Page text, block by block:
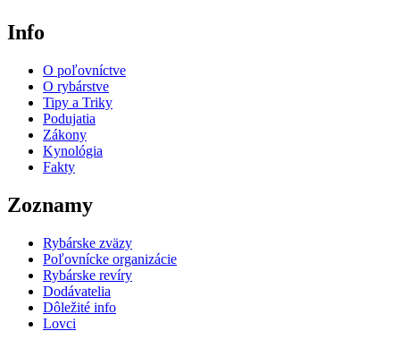
Info
O poľovníctve
O rybárstve
Tipy a Triky
Podujatia
Zákony
Kynológia
Fakty
Zoznamy
Rybárske zväzy
Poľovnícke organizácie
Rybárske revíry
Dodávatelia
Dôležité info
Lovci